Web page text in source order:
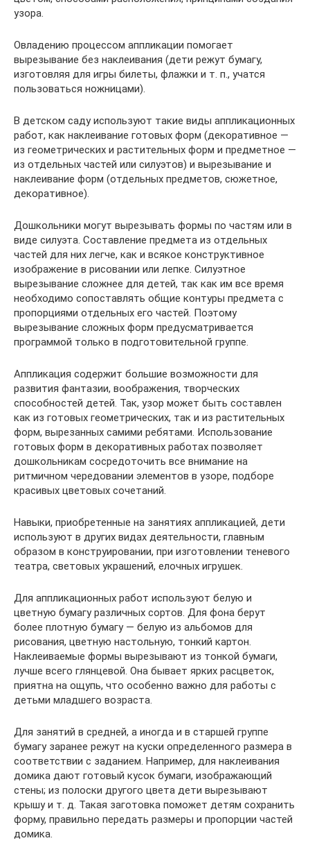
узора.
Овладению процессом аппликации помогает
вырезывание без наклеивания (дети режут бумагу,
изготовляя для игры билеты, флажки и т. п., учатся
пользоваться ножницами).
В детском саду используют такие виды аппликационных
работ, как наклеивание готовых форм (декоративное —
из геометрических и растительных форм и предметное —
из отдельных частей или силуэтов) и вырезывание и
наклеивание форм (отдельных предметов, сюжетное,
декоративное).
Дошкольники могут вырезывать формы по частям или в
виде силуэта. Составление предмета из отдельных
частей для них легче, как и всякое конструктивное
изображение в рисовании или лепке. Силуэтное
вырезывание сложнее для детей, так как им все время
необходимо сопоставлять общие контуры предмета с
пропорциями отдельных его частей. Поэтому
вырезывание сложных форм предусматривается
программой только в подготовительной группе.
Аппликация содержит большие возможности для
развития фантазии, воображения, творческих
способностей детей. Так, узор может быть составлен
как из готовых геометрических, так и из растительных
форм, вырезанных самими ребятами. Использование
готовых форм в декоративных работах позволяет
дошкольникам сосредоточить все внимание на
ритмичном чередовании элементов в узоре, подборе
красивых цветовых сочетаний.
Навыки, приобретенные на занятиях аппликацией, дети
используют в других видах деятельности, главным
образом в конструировании, при изготовлении теневого
театра, световых украшений, елочных игрушек.
Для аппликационных работ используют белую и
цветную бумагу различных сортов. Для фона берут
более плотную бумагу — белую из альбомов для
рисования, цветную настольную, тонкий картон.
Наклеиваемые формы вырезывают из тонкой бумаги,
лучше всего глянцевой. Она бывает ярких расцветок,
приятна на ощупь, что особенно важно для работы с
детьми младшего возраста.
Для занятий в средней, а иногда и в старшей группе
бумагу заранее режут на куски определенного размера в
соответствии с заданием. Например, для наклеивания
домика дают готовый кусок бумаги, изображающий
стены; из полоски другого цвета дети вырезывают
крышу и т. д. Такая заготовка поможет детям сохранить
форму, правильно передать размеры и пропорции частей
домика.